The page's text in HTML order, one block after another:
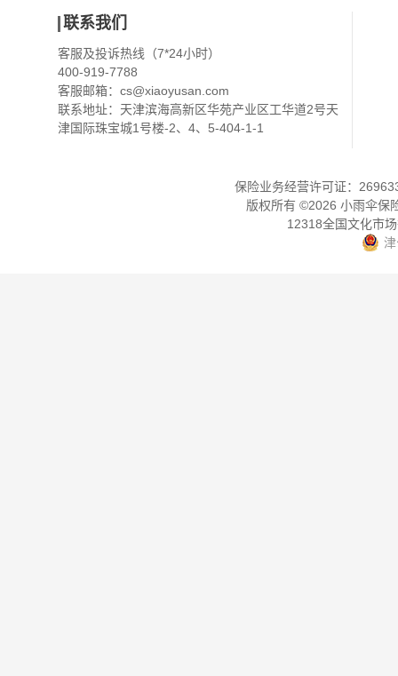
联系我们
客服及投诉热线（7*24小时）
400-919-7788
客服邮箱： cs@xiaoyusan.com
联系地址：天津滨海高新区华苑产业区工华道2号天
津国际珠宝城1号楼-2、4、5-404-1-1
保险业务经营许可证：
版权所有 ©2026 小雨伞保
12318全国文化市